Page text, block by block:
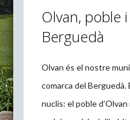
Olvan, poble
Berguedà
Olvan és el nostre
comarca del
nuclis: el poble d’Olvan